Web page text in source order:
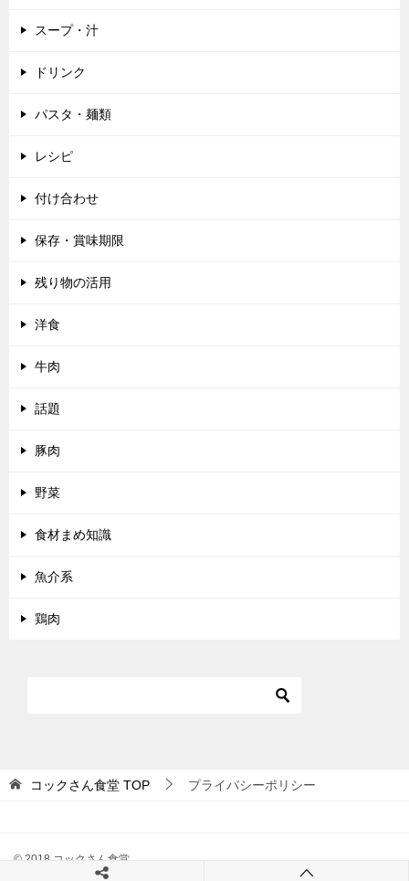
スープ・汁
ドリンク
パスタ・麺類
レシピ
付け合わせ
保存・賞味期限
残り物の活用
洋食
牛肉
話題
豚肉
野菜
食材まめ知識
魚介系
鶏肉
コックさん食堂 TOP プライバシーポリシー
© 2018 コックさん食堂